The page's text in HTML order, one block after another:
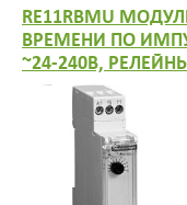
RE11RBMU
ВРЕМЕНИ ПО
~24-240В,